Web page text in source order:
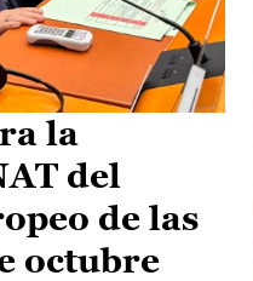
la
del
de las
octubre